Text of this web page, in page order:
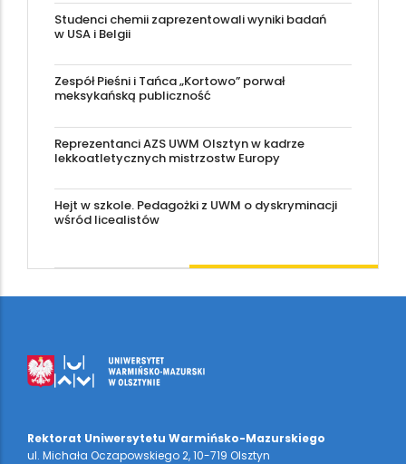
Studenci chemii zaprezentowali wyniki badań
w USA i Belgii
Zespół Pieśni i Tańca „Kortowo” porwał
meksykańską publiczność
Reprezentanci AZS UWM Olsztyn w kadrze
lekkoatletycznych mistrzostw Europy
Hejt w szkole. Pedagożki z UWM o dyskryminacji
wśród licealistów
Rektorat Uniwersytetu Warmińsko-Mazurskiego
ul. Michała Oczapowskiego 2, 10-719 Olsztyn